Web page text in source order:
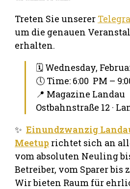
Treten Sie unserer
um die genauen
erhalten.
🗓 Wednesday,
🕔 Time: 6:00 PM –
📍 Magazine Landau
Ostbahnstraße 12 ·
✨ Einundzwanzig
Meetup richtet sich an
vom absoluten Neuling
Betreiber, vom Sparer
Wir bieten Raum für